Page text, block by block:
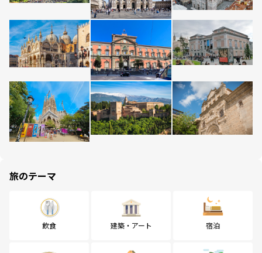
旅のテーマ
飲食 建築・アート 宿泊